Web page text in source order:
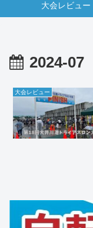
大会レビュー
2024-07
大会レビュー